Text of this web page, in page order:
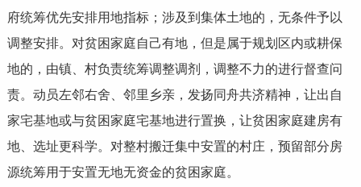
府统筹优先安排用地指标；涉及到集体土地的，无条件予以
调整安排。对贫困家庭自己有地，但是属于规划区内或耕保
地的，由镇、村负责统筹调整调剂，调整不力的进行督查问
责。动员左邻右舍、邻里乡亲，发扬同舟共济精神，让出自
家宅基地或与贫困家庭宅基地进行置换，让贫困家庭建房有
地、选址更科学。对整村搬迁集中安置的村庄，预留部分房
源统筹用于安置无地无资金的贫困家庭。